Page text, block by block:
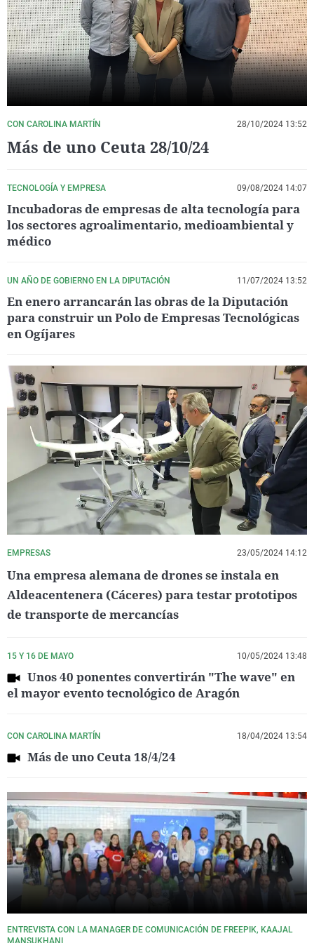
La rosa de los vientos
Gente viajera
Como el perro y el
Caso
Retornados
Equipo de
Operación Viuda
Extremadura
Galicia
La Rioja
Navarra
País Vasco
Virales
Televisión
Elecciones
CON CAROLINA MARTÍN 28/10/2024 13:52
Más de uno Ceuta 28/10/24
TECNOLOGÍA Y EMPRESA 09/08/2024 14:07
Incubadoras de empresas de alta tecnología para
los sectores agroalimentario, medioambiental y
médico
UN AÑO DE GOBIERNO EN LA DIPUTACIÓN 11/07/2024 13:52
En enero arrancarán las obras de la Diputación
para construir un Polo de Empresas Tecnológicas
en Ogíjares
EMPRESAS 23/05/2024 14:12
Una empresa alemana de drones se instala en
Aldeacentenera (Cáceres) para testar prototipos
de transporte de mercancías
15 Y 16 DE MAYO 10/05/2024 13:48
Unos 40 ponentes convertirán "The wave" en
el mayor evento tecnológico de Aragón
CON CAROLINA MARTÍN 18/04/2024 13:54
Más de uno Ceuta 18/4/24
ENTREVISTA CON LA MANAGER DE COMUNICACIÓN DE FREEPIK, KAAJAL
MANSUKHANI